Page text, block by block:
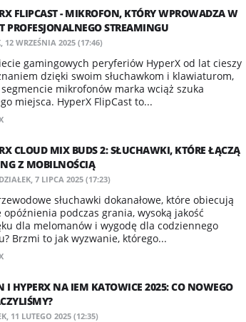
FLIPCAST - MIKROFON, KTÓRY WPROWADZA W
PROFESJONALNEGO STREAMINGU
12 WRZEŚNIA 2025 (17:46)
gamingowych peryferiów HyperX od lat cieszy
dzięki swoim słuchawkom i klawiaturom,
mikrofonów marka wciąż szuka
miejsca. HyperX FlipCast to...
CLOUD MIX BUDS 2: SŁUCHAWKI, KTÓRE ŁĄCZĄ
Z MOBILNOŚCIĄ
7 LIPCA 2025 (17:23)
słuchawki dokanałowe, które obiecują
opóźnienia podczas grania, wysoką jakość
dla melomanów i wygodę dla codziennego
Brzmi to jak wyzwanie, którego...
I HYPERX NA IEM KATOWICE 2025: CO NOWEGO
11 LUTEGO 2025 (12:35)